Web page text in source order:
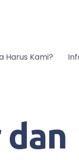
Harus Kami?